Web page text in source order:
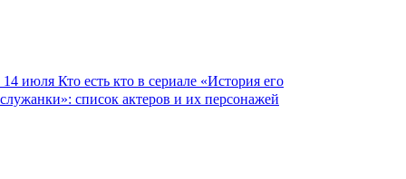
14 июля Кто есть кто в сериале «История его
служанки»: список актеров и их персонажей